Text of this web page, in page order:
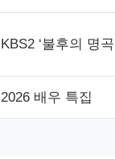
KBS2 ‘불후의 명곡
2026 배우 특집